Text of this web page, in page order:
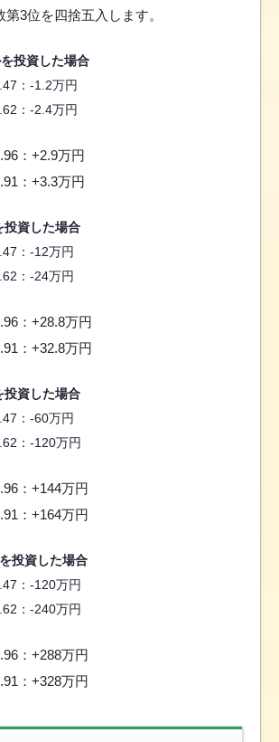
3位を四捨五入します。
投資した場合
：-1.2万円
：-2.4万円
：+2.9万円
：+3.3万円
投資した場合
：-12万円
：-24万円
：+28.8万円
：+32.8万円
投資した場合
：-60万円
：-120万円
：+144万円
：+164万円
投資した場合
：-120万円
：-240万円
：+288万円
：+328万円